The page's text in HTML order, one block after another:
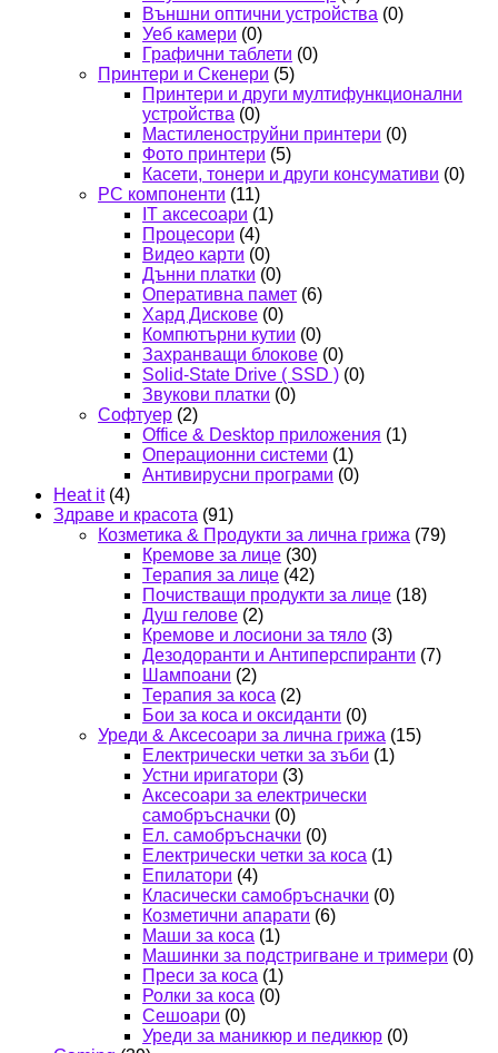
Външни оптични устройства (0)
Уеб камери (0)
Графични таблети (0)
Принтери и Скенери (5)
Принтери и други мултифункционални
устройства (0)
Мастиленоструйни принтери (0)
Фото принтери (5)
Касети, тонери и други консумативи (0)
PC компоненти (11)
IT аксесоари (1)
Процесори (4)
Видео карти (0)
Дънни платки (0)
Оперативна памет (6)
Хард Дискове (0)
Компютърни кутии (0)
Захранващи блокове (0)
Solid-State Drive ( SSD ) (0)
Звукови платки (0)
Софтуер (2)
Office & Desktop приложения (1)
Операционни системи (1)
Антивирусни програми (0)
Heat it (4)
Здраве и красота (91)
Козметика & Продукти за лична грижа (79)
Кремове за лице (30)
Терапия за лице (42)
Почистващи продукти за лице (18)
Душ гелове (2)
Кремове и лосиони за тяло (3)
Дезодоранти и Антиперспиранти (7)
Шампоани (2)
Терапия за коса (2)
Бои за коса и оксиданти (0)
Уреди & Аксесоари за лична грижа (15)
Електрически четки за зъби (1)
Устни иригатори (3)
Аксесоари за електрически
самобръсначки (0)
Ел. самобръсначки (0)
Електрически четки за коса (1)
Епилатори (4)
Класически самобръсначки (0)
Козметични апарати (6)
Маши за коса (1)
Машинки за подстригване и тримери (0)
Преси за коса (1)
Ролки за коса (0)
Сешоари (0)
Уреди за маникюр и педикюр (0)